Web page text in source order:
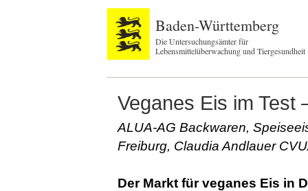
Baden-Württemberg
Die Untersuchungsämter für
Lebensmittelüberwachung und Tiergesundheit
Veganes Eis im Test
ALUA-AG Backwaren,
Freiburg, Claudia Andlauer
Der Markt für veganes Eis in